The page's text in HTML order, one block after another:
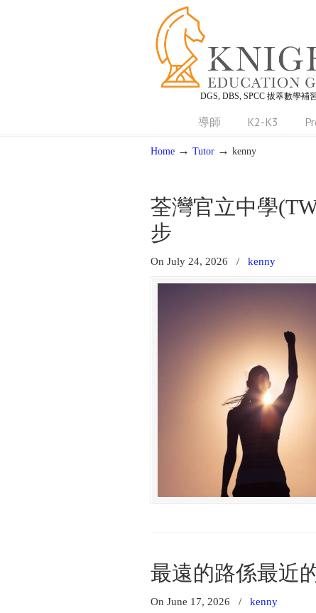
DGS, DBS, SPCC 拔萃數學補
導師 K2-K3
Home → Tutor → kenny
荃灣官立中學
步
On July 24, 2026 / kenny
最遠的路係最近
On June 17, 2026 / kenny